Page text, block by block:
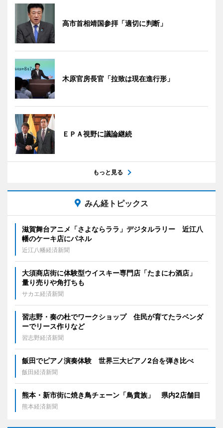
高市首相靖国参拝「適切に判断」
木原官房長官「拉致は現在進行形」
ＥＰＡ視野に議論継続
もっと見る
みん経トピックス
滋賀舞台アニメ「さよならララ」デジタルラリー 近江八
幡のケーキ店にパネル
近江八幡経済新聞
大須商店街に体験型ウイスキー専門店「たまにわ酒店」
量り売りや角打ちも
サカエ経済新聞
習志野・奏の杜でワークショップ 住民が育てたラベンダ
ーでリース作りなど
習志野経済新聞
飯田でピアノ演奏体験 世界三大ピアノ2台を弾き比べ
飯田経済新聞
熊本・新市街に焼き鳥チェーン「鳥貴族」 県内2店舗目
熊本経済新聞